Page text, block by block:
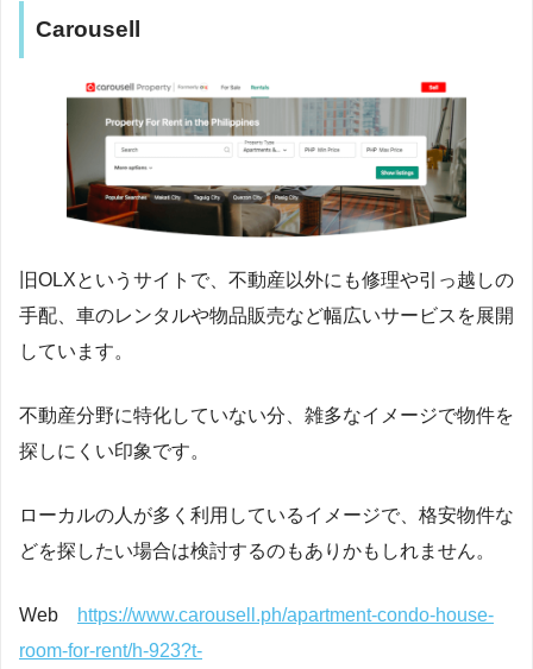
Carousell
旧OLXというサイトで、不動産以外にも修理や引っ越しの
手配、車のレンタルや物品販売など幅広いサービスを展開
しています。
不動産分野に特化していない分、雑多なイメージで物件を
探しにくい印象です。
ローカルの人が多く利用しているイメージで、格安物件な
どを探したい場合は検討するのもありかもしれません。
Web
https://www.carousell.ph/apartment-condo-house-
room-for-rent/h-923?t-